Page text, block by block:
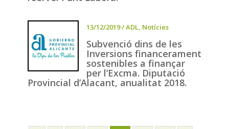
13/12/2019/ADL, Notícies
Subvenció dins de les
Inversions financerament
sostenibles a finançar
per l’Excma. Diputació
Provincial d’Alacant, anualitat 2018.